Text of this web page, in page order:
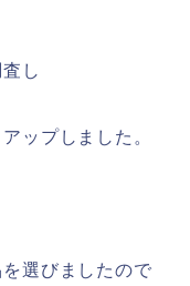
し
ップしました。
選びましたので